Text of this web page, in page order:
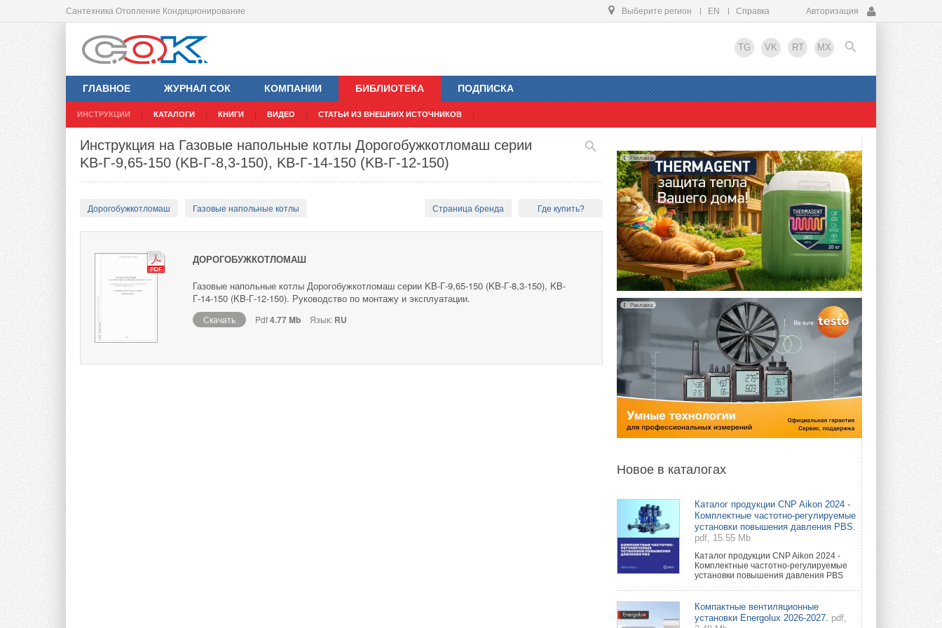
Сантехника Отопление Кондиционирование Выберите регион EN Справка Авторизация
TG VK RT MX
ГЛАВНОЕ ЖУРНАЛ СОК КОМПАНИИ БИБЛИОТЕКА
ИНСТРУКЦИИ КАТАЛОГИ КНИГИ ВИДЕО СТАТЬИ ИЗ ВНЕШНИХ ИСТОЧНИКОВ
ПОДПИСКА
EN
Инструкция на Газовые напольные котлы Дорогобужкотломаш серии
KB-Г-9,65-150 (KB-Г-8,3-150), KB-Г-14-150 (KB-Г-12-150)
Дорогобужкотломаш Газовые напольные котлы Страница бренда Где купить?
ДОРОГОБУЖКОТЛОМАШ
Газовые напольные котлы Дорогобужкотломаш серии KB-Г-9,65-150 (KB-Г-8,3-150), KB-
Г-14-150 (KB-Г-12-150). Руководство по монтажу и эксплуатации.
Скачать Pdf4.77 Mb Язык: RU
Реклама
Реклама
Новое в каталогах
Каталог продукции CNP Aikon 2024 -
Комплектные частотно-регулируемые
установки повышения давления PBS.
pdf, 15.55 Mb
Каталог продукции CNP Aikon 2024 -
Комплектные частотно-регулируемые
установки повышения давления PBS
Компактные вентиляционные
установки Energolux 2026-2027. pdf,